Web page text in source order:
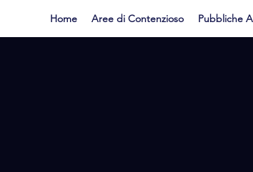
Home Aree di Contenzioso Pubbliche